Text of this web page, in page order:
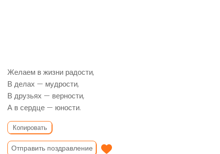
Желаем в жизни радости,
В делах — мудрости,
В друзьях — верности,
А в сердце — юности.
Копировать
Отправить поздравление